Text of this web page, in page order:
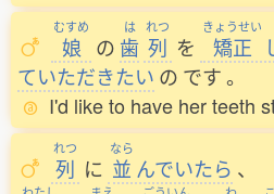
むすめ
娘 の
は
歯
れつ
列 を
きょうせい
矯正
ていただきたい の です。
I'd like to have her teeth
れつ
列 に
なら
並 んでいたら 、